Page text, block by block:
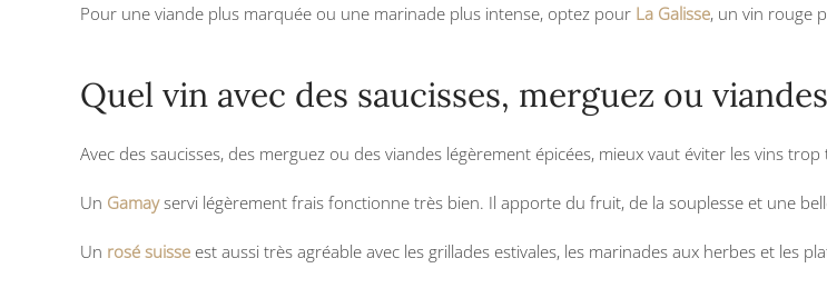
Pour une viande plus marquée ou une marinade plus intense, optez pour La Galisse, un vin rouge
Quel vin avec des saucisses, merguez ou
Avec des saucisses, des merguez ou des viandes légèrement épicées, mieux vaut éviter les vins
Un Gamayservi légèrement frais fonctionne très bien. Il apporte du fruit, de la souplesse et une
Un rosé suisse est aussi très agréable avec les grillades estivales, les marinades aux herbes et les